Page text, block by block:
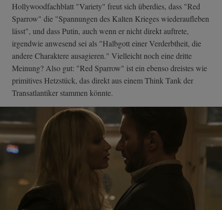
Hollywoodfachblatt "Variety" freut sich überdies, dass "Red
Sparrow" die "Spannungen des Kalten Krieges wiederaufleben
lässt", und dass Putin, auch wenn er nicht direkt auftrete,
irgendwie anwesend sei als "Halbgott einer Verderbtheit, die
andere Charaktere ausagieren." Vielleicht noch eine dritte
Meinung? Also gut: "Red Sparrow" ist ein ebenso dreistes wie
primitives Hetzstück, das direkt aus einem Think Tank der
Transatlantiker stammen könnte.